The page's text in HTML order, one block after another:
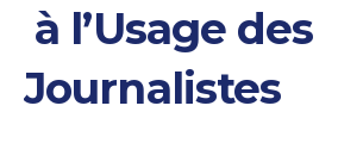
à l’Usage des
Journalistes